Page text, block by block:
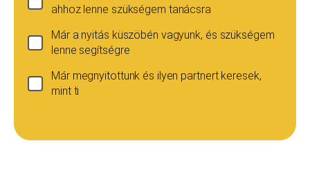
ahhoz lenne szükségem tanácsra
Már a nyitás küszöbén vagyunk, és szükségem
lenne segítségre
Már megnyitottunk és ilyen partnert keresek,
mint ti